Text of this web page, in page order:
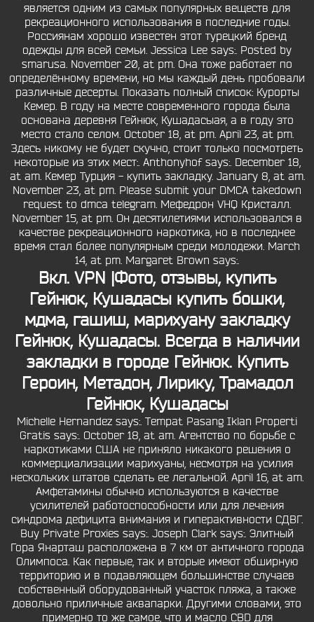
является одним из самых популярных веществ для
рекреационного использования в последние годы.
Россиянам хорошо известен этот турецкий бренд
одежды для всей семьи. Jessica Lee says:. Posted by
smarusa. November 20, at pm. Она тоже работает по
определённому времени, но мы каждый день пробовали
различные десерты. Показать полный список: Курорты
Кемер. В году на месте современного города была
основана деревня Гейнюк, Кушадасыая, а в году это
место стало селом. October 18, at pm. April 23, at pm.
Здесь никому не будет скучно, стоит только посмотреть
некоторые из этих мест:. Anthonyhof says:. December 18,
at am. Кемер Турция - купить закладку. January 8, at am.
November 23, at pm. Please submit your DMCA takedown
request to dmca telegram. Мефедрон VHQ Кристалл.
November 15, at pm. Он десятилетиями использовался в
качестве рекреационного наркотика, но в последнее
время стал более популярным среди молодежи. March
14, at pm. Margaret Brown says:.
Вкл. VPN |Фото, отзывы, купить
Гейнюк, Кушадасы купить бошки,
мдма, гашиш, марихуану закладку
Гейнюк, Кушадасы. Всегда в наличии
закладки в городе Гейнюк. Купить
Героин, Метадон, Лирику, Трамадол
Гейнюк, Кушадасы
Michelle Hernandez says:. Tempat Pasang Iklan Properti
Gratis says:. October 18, at am. Агентство по борьбе с
наркотиками США не приняло никакого решения о
коммерциализации марихуаны, несмотря на усилия
нескольких штатов сделать ее легальной. April 16, at am.
Амфетамины обычно используются в качестве
усилителей работоспособности или для лечения
синдрома дефицита внимания и гиперактивности СДВГ.
Buy Private Proxies says:. Joseph Clark says:. Элитный
Гора Янарташ расположена в 7 км от античного города
Олимпоса. Как первые, так и вторые имеют обширную
территорию и в подавляющем большинстве случаев
собственный оборудованный участок пляжа, а также
довольно приличные аквапарки. Другими словами, это
примерно то же самое, что и масло CBD для